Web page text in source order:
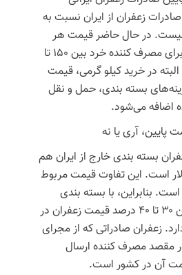
زعفران از ایران نسبت به
در حال حاضر قیمت هر
گرم زعفران در کشور برای مصرف کننده خرد بین ۱۵۰ تا
البته در خرید کیلو گرمی، قیمت
بسته بندی، حمل و نقل
اضافه می‌شود.
پایین، آری یا نه
بسته بندی خارج از ایران هم
بین ۳ تا ۳.۵ دلار است. این تفاوت قیمت مربوط
بنابراین، با بسته بندی
مشابه به طور قطع بین ۳۰ تا ۴۰ درصد قیمت زعفران در
زعفران صادراتی که از مجرای
مقصد مصرف کننده ارسال
آن در کشور است.